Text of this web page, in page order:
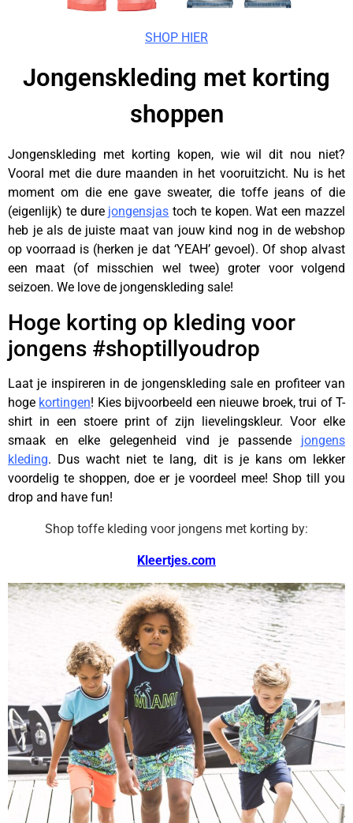
SHOP HIER
Jongenskleding met korting
shoppen
Jongenskleding met korting kopen, wie wil dit nou niet?
Vooral met die dure maanden in het vooruitzicht. Nu is het
moment om die ene gave sweater, die toffe jeans of die
(eigenlijk) te dure jongensjas toch te kopen. Wat een mazzel
heb je als de juiste maat van jouw kind nog in de webshop
op voorraad is (herken je dat ‘YEAH’ gevoel). Of shop alvast
een maat (of misschien wel twee) groter voor volgend
seizoen. We love de jongenskleding sale!
Hoge korting op kleding voor
jongens #shoptillyoudrop
Laat je inspireren in de jongenskleding sale en profiteer van
hoge kortingen! Kies bijvoorbeeld een nieuwe broek, trui of T-
shirt in een stoere print of zijn lievelingskleur. Voor elke
smaak en elke gelegenheid vind je passende jongens
kleding. Dus wacht niet te lang, dit is je kans om lekker
voordelig te shoppen, doe er je voordeel mee! Shop till you
drop and have fun!
Shop toffe kleding voor jongens met korting by:
Kleertjes.com